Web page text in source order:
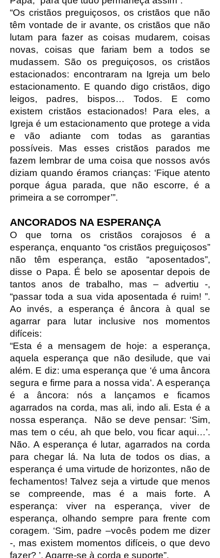
“Os cristãos preguiçosos, os cristãos que não
têm vontade de ir avante, os cristãos que não
lutam para fazer as coisas mudarem, coisas
novas, coisas que fariam bem a todos se
mudassem. São os preguiçosos, os cristãos
estacionados: encontraram na Igreja um belo
estacionamento. E quando digo cristãos, digo
leigos, padres, bispos… Todos. E como
existem cristãos estacionados! Para eles, a
Igreja é um estacionamento que protege a vida
e vão adiante com todas as garantias
possíveis. Mas esses cristãos parados me
fazem lembrar de uma coisa que nossos avós
diziam quando éramos crianças: ‘Fique atento
porque água parada, que não escorre, é a
primeira a se corromper’”.
ANCORADOS NA ESPERANÇA
O que torna os cristãos corajosos é a
esperança, enquanto “os cristãos preguiçosos”
não têm esperança, estão “aposentados”,
disse o Papa. É belo se aposentar depois de
tantos anos de trabalho, mas – advertiu -,
“passar toda a sua vida aposentada é ruim! ”.
Ao invés, a esperança é âncora à qual se
agarrar para lutar inclusive nos momentos
difíceis:
“Esta é a mensagem de hoje: a esperança,
aquela esperança que não desilude, que vai
além. E diz: uma esperança que ‘é uma âncora
segura e firme para a nossa vida’. A esperança
é a âncora: nós a lançamos e ficamos
agarrados na corda, mas ali, indo ali. Esta é a
nossa esperança. Não se deve pensar: ‘Sim,
mas tem o céu, ah que belo, vou ficar aqui…’.
Não. A esperança é lutar, agarrados na corda
para chegar lá. Na luta de todos os dias, a
esperança é uma virtude de horizontes, não de
fechamentos! Talvez seja a virtude que menos
se compreende, mas é a mais forte. A
esperança: viver na esperança, viver de
esperança, olhando sempre para frente com
coragem. ‘Sim, padre –vocês podem me dizer
-, mas existem momentos difíceis, o que devo
fazer? ’. Agarre-se à corda e suporte”.